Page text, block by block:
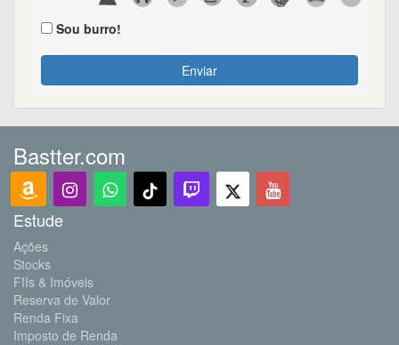
Sou burro!
Enviar
Bastter.com
Estude
Ações
Stocks
FIIs & Imóveis
Reserva de Valor
Renda Fixa
Imposto de Renda